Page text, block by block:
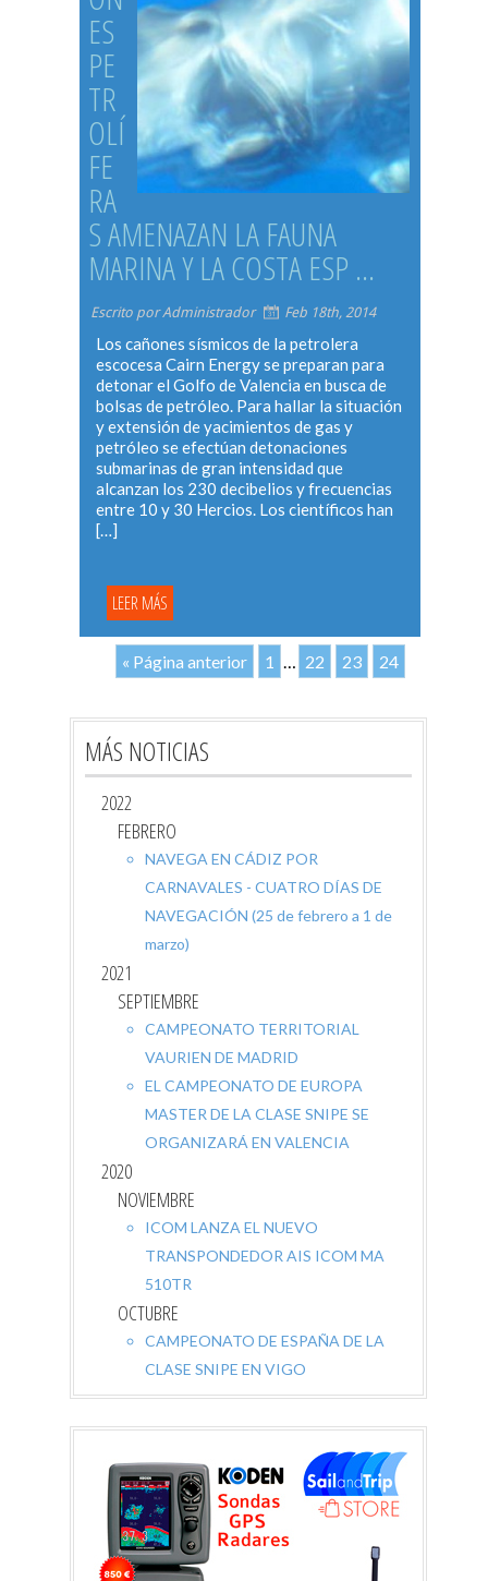
ES
PE
TR
OLÍ
FE
RA
S AMENAZAN LA FAUNA
MARINA Y LA COSTA ESP ...
Escrito por Administrador Feb 18th, 2014
Los cañones sísmicos de la petrolera
escocesa Cairn Energy se preparan para
detonar el Golfo de Valencia en busca de
bolsas de petróleo. Para hallar la situación
y extensión de yacimientos de gas y
petróleo se efectúan detonaciones
submarinas de gran intensidad que
alcanzan los 230 decibelios y frecuencias
entre 10 y 30 Hercios. Los científicos han
[…]
LEER MÁS
« Página anterior 1 … 22 23 24
MÁS NOTICIAS
2022
FEBRERO
NAVEGA EN CÁDIZ POR
CARNAVALES - CUATRO DÍAS DE
NAVEGACIÓN (25 de febrero a 1 de
marzo)
2021
SEPTIEMBRE
CAMPEONATO TERRITORIAL
VAURIEN DE MADRID
EL CAMPEONATO DE EUROPA
MASTER DE LA CLASE SNIPE SE
ORGANIZARÁ EN VALENCIA
2020
NOVIEMBRE
ICOM LANZA EL NUEVO
TRANSPONDEDOR AIS ICOM MA
510TR
OCTUBRE
CAMPEONATO DE ESPAÑA DE LA
CLASE SNIPE EN VIGO